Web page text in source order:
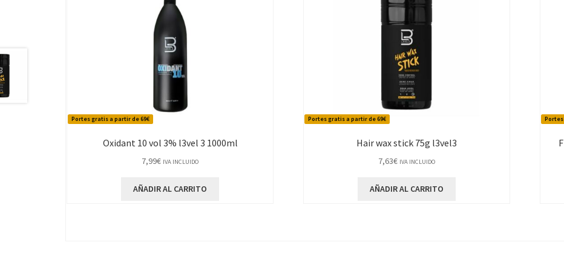
Portes gratis a partir de 69€
Oxidant 10 vol 3% l3vel 3 1000ml
7,99€ IVA INCLUIDO
AÑADIR AL CARRITO
Portes gratis a partir de 69€
Hair wax stick 75g l3vel3
7,63€ IVA INCLUIDO
AÑADIR AL CARRITO